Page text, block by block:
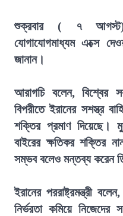
শুক্রবার ( ৭ আগস্ট)
যোগাযোগমাধ্যম এক্সে
জানান।
আরাগচি বলেন, বিশ্বের
বিপরীতে ইরানের সশস্ত্র
শক্তির প্রমাণ দিয়েছে।
বাইরের ক্ষতিকর শক্তির
সম্ভব বলেও মন্তব্য করেন
ইরানের পররাষ্ট্রমন্ত্রী
নির্ভরতা কমিয়ে